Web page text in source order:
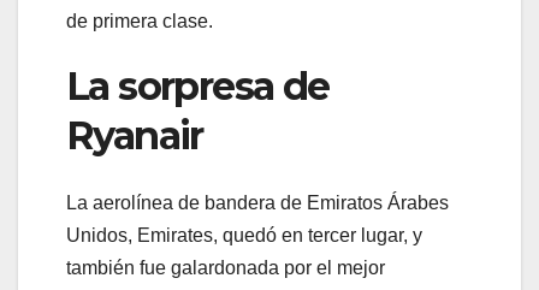
de primera clase.
La sorpresa de
Ryanair
La aerolínea de bandera de Emiratos Árabes
Unidos, Emirates, quedó en tercer lugar, y
también fue galardonada por el mejor